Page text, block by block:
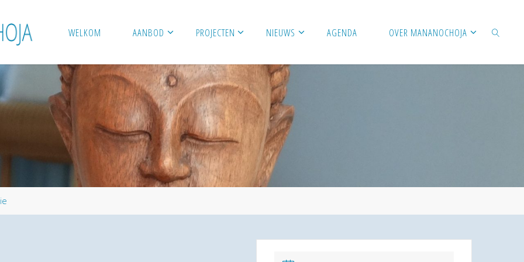
WELKOM AANBOD PROJECTEN NIEUWS AGENDA OVER MANANOCHOJA